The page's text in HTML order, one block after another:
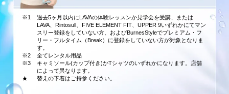
※1
過去5ヶ月以内にLAVAの体験レッスンか見学会を受講、または
LAVA、Rintosull、FIVE ELEMENT FIT、UPPER 9いずれかにてマン
スリー登録をしていない方、およびBurnesStyleでプレミアム・フ
リー・フルタイム（Break）に登録をしていない方が対象となりま
す。
※2
全てレンタル用品
※3
キャミソール(カップ付き)かTシャツのいずれかになります。店舗
によって異なります。
★
替えの下着はご持参ください。